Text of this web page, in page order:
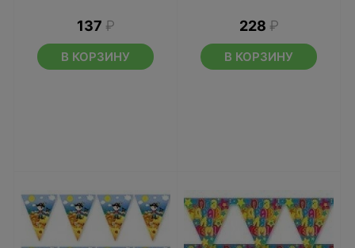
137 ₽
В КОРЗИНУ
228 ₽
В КОРЗИНУ